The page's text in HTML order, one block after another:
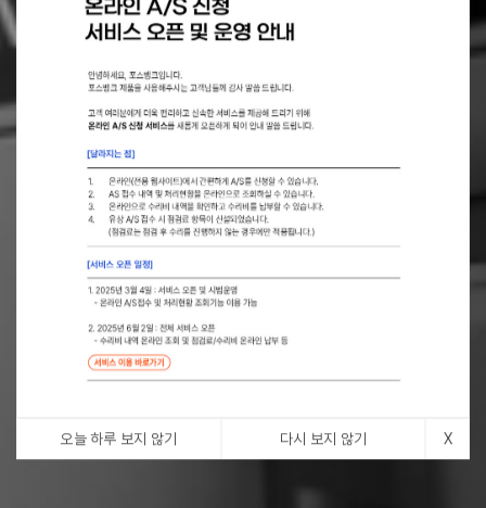
오늘 하루 보지 않기 다시 보지 않기 X